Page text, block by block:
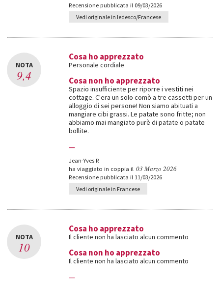
Recensione pubblicata il 09/03/2026
Vedi originale in Iedesco/Francese
NOTA
9,4
Cosa ho apprezzato
Personale cordiale
Cosa non ho apprezzato
Spazio insufficiente per riporre i vestiti nei
cottage. C'era un solo comò a tre cassetti per un
alloggio di sei persone! Non siamo abituati a
mangiare cibi grassi. Le patate sono fritte; non
abbiamo mai mangiato purè di patate o patate
bollite.
—
Jean-Yves R
ha viaggiato in coppia il 03 Marzo 2026
Recensione pubblicata il 11/03/2026
Vedi originale in Francese
NOTA
10
Cosa ho apprezzato
Il cliente non ha lasciato alcun commento
Cosa non ho apprezzato
Il cliente non ha lasciato alcun commento
—